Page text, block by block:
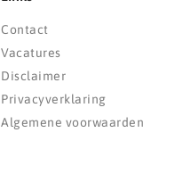
Contact
Vacatures
Disclaimer
Privacyverklaring
Algemene voorwaarden